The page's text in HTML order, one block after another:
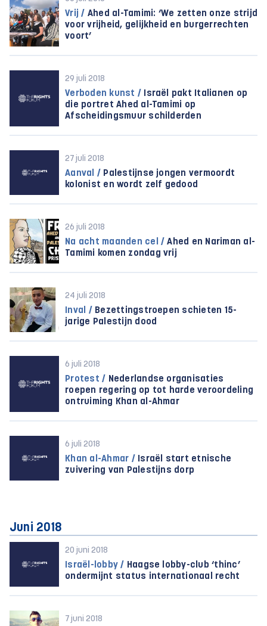
Vrij / Ahed al-Tamimi: ‘We zetten onze strijd
voor vrijheid, gelijkheid en burgerrechten
voort’
29 juli 2018
Verboden kunst / Israël pakt Italianen op
die portret Ahed al-Tamimi op
Afscheidingsmuur schilderden
27 juli 2018
Aanval / Palestijnse jongen vermoordt
kolonist en wordt zelf gedood
26 juli 2018
Na acht maanden cel / Ahed en Nariman al-
Tamimi komen zondag vrij
24 juli 2018
Inval / Bezettingstroepen schieten 15-
jarige Palestijn dood
6 juli 2018
Protest / Nederlandse organisaties
roepen regering op tot harde veroordeling
ontruiming Khan al-Ahmar
6 juli 2018
Khan al-Ahmar / Israël start etnische
zuivering van Palestijns dorp
Juni 2018
20 juni 2018
Israël-lobby / Haagse lobby-club ‘thinc’
ondermijnt status internationaal recht
7 juni 2018